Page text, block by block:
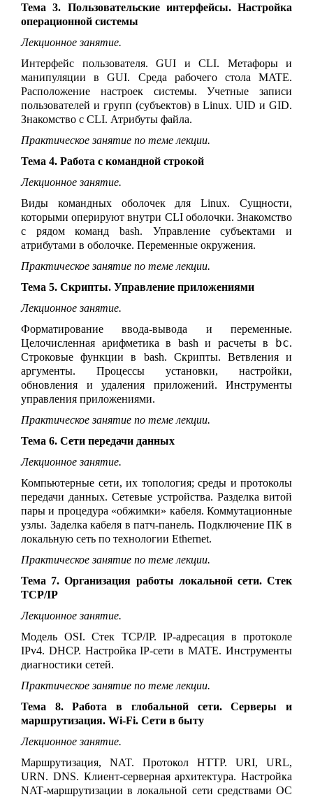
Тема 3. Пользовательские интерфейсы. Настройка
операционной системы
Лекционное занятие.
Интерфейс пользователя. GUI и CLI. Метафоры и
манипуляции в GUI. Среда рабочего стола MATE.
Расположение настроек системы. Учетные записи
пользователей и групп (субъектов) вLinux. UID и GID.
Знакомство с CLI. Атрибуты файла.
Практическое занятие по теме лекции.
Тема 4. Работа с командной строкой
Лекционное занятие.
Виды командных оболочек для Linux. Сущности,
которыми оперируют внутри CLI оболочки. Знакомство
с рядом команд bash. Управление субъектами и
атрибутами в оболочке. Переменные окружения.
Практическое занятие по теме лекции.
Тема 5. Скрипты. Управление приложениями
Лекционное занятие.
Форматирование ввода-вывода и переменные.
Целочисленная арифметика в bash и расчеты в bc.
Строковые функции в bash. Скрипты. Ветвления и
аргументы. Процессы установки, настройки,
обновления и удаления приложений. Инструменты
управления приложениями.
Практическое занятие по теме лекции.
Тема 6. Сети передачи данных
Лекционное занятие.
Компьютерные сети, их топология; среды и протоколы
передачи данных. Сетевые устройства. Разделка витой
пары и процедура «обжимки» кабеля. Коммутационные
узлы. Заделка кабеля в патч-панель. Подключение ПК в
локальную сеть по технологии Ethernet.
Практическое занятие по теме лекции.
Тема 7. Организация работы локальной сети. Стек
TCP/IP
Лекционное занятие.
Модель OSI. Стек TCP/IP. IP-адресация в протоколе
IPv4. DHCP. Настройка IP-сети в MATE. Инструменты
диагностики сетей.
Практическое занятие по теме лекции.
Тема 8. Работа в глобальной сети. Серверы и
маршрутизация. Wi-Fi. Сети в быту
Лекционное занятие.
Маршрутизация, NAT. Протокол HTTP. URI, URL,
URN. DNS. Клиент-серверная архитектура. Настройка
NAT-маршрутизации в локальной сети средствами ОС